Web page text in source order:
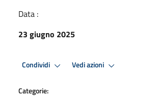
Data :
23 giugno 2025
Condividi Vedi azioni
Categorie: